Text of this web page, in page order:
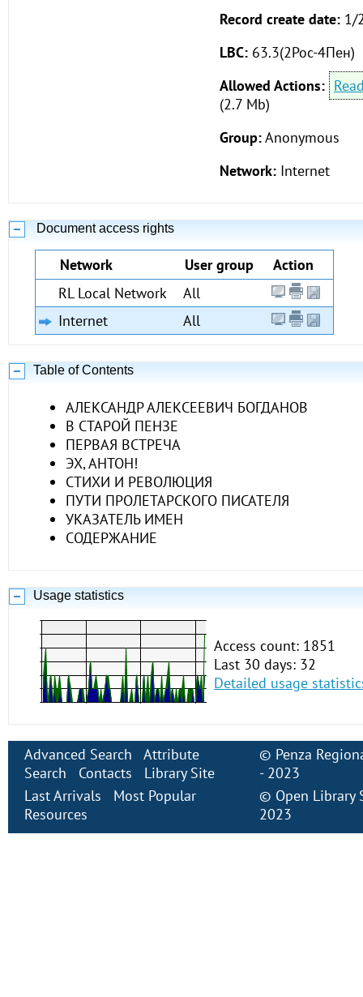
Record create date: 1/
LBC: 63.3(2Рос-4Пен)
Allowed Actions:
(2.7 Mb)
Group:Anonymous
Network: Internet
Document access rights
Network User group
Action
RL Local Network
All
Internet
All
Table of Contents
АЛЕКСАНДР АЛЕКСЕЕВИЧ БОГДАНОВ
В СТАРОЙ ПЕНЗЕ
ПЕРВАЯ ВСТРЕЧА
ЭХ, АНТОН!
СТИХИ И РЕВОЛЮЦИЯ
ПУТИ ПРОЛЕТАРСКОГО ПИСАТЕЛЯ
УКАЗАТЕЛЬ ИМЕН
СОДЕРЖАНИЕ
Usage statistics
Access count: 1851
Last 30 days: 32
Detailed usage
Advanced Search
Attribute
Search
Contacts
Library Site
Last Arrivals
Most Popular
Resources
© Penza
- 2023
© Open Library
2023